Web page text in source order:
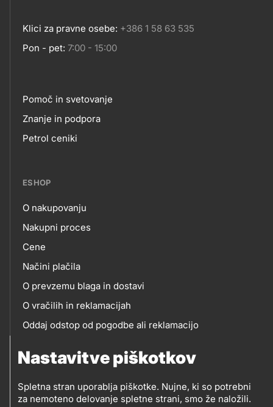
Nastavitve piškotkov
Spletna stran uporablja piškotke. Nujne, ki so potrebni
za nemoteno delovanje spletne strani, smo že naložili.
Klici za pravne osebe: +386 1 58 63 535
Pon - pet: 7:00 - 15:00
Footer
links
Pomoč in svetovanje
Znanje in podpora
Petrol ceniki
ESHOP
eshop
O nakupovanju
Nakupni proces
Cene
Načini plačila
O prevzemu blaga in dostavi
O vračilih in reklamacijah
Oddaj odstop od pogodbe ali reklamacijo
(OEEO)